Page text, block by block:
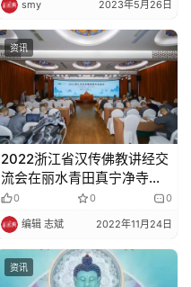
smy 2023年5月26日
资讯
2022浙江省汉传佛教讲经交
流会在丽水青田真宁净寺闭
幕0 0 0
编辑 志斌 2022年11月24日
资讯